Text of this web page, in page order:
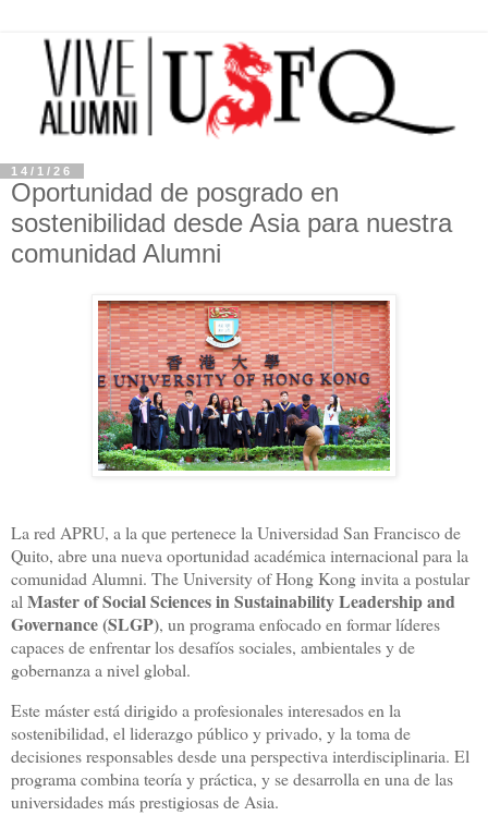
14/1/26
Oportunidad de posgrado en
sostenibilidad desde Asia para nuestra
comunidad Alumni
La red APRU, a la que pertenece la Universidad San Francisco de
Quito, abre una nueva oportunidad académica internacional para la
comunidad Alumni. The University of Hong Kong invita a postular
alMaster of Social Sciences in Sustainability Leadership and
Governance (SLGP), un programa enfocado en formar líderes
capaces de enfrentar los desafíos sociales, ambientales y de
gobernanza a nivel global.
Este máster está dirigido a profesionales interesados en la
sostenibilidad, el liderazgo público y privado, y la toma de
decisiones responsables desde una perspectiva interdisciplinaria. El
programa combina teoría y práctica, y se desarrolla en una de las
universidades más prestigiosas de Asia.